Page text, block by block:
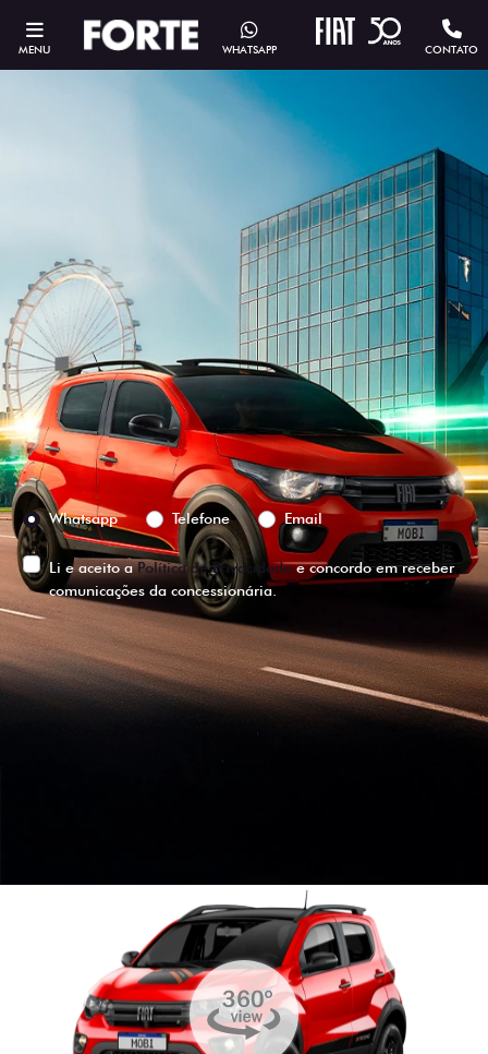
MENU CONTATO
WHATSAPP
ESTOU INTERESSADO
Versão escolhida
Preferência de contato:
Whatsapp
Telefone Email
Li e aceito aPolítica de Privacidadee concordo em receber
comunicações da concessionária.
ENTRAR EM CONTATO